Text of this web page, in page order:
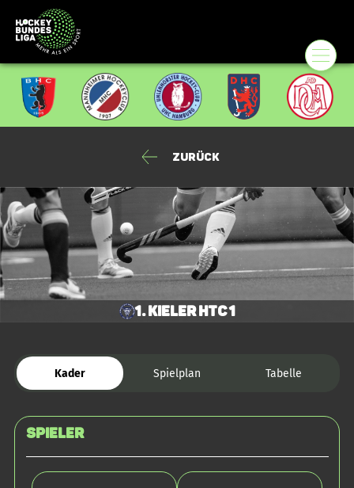
Zurück
1. Kieler HTC 1
Kader Spielplan Tabelle
Spieler